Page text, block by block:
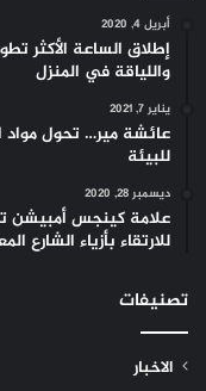
أبريل 4, 2020
إطلاق الساعة الأكثر
واللياقة في المنزل
يناير 7, 2021
عائشة مير… تحول مواد
للبيئة
ديسمبر 28, 2020
علامة كينجس أمبيشن
للارتقاء بأزياء الشارع
تصنيفات
الاخبار